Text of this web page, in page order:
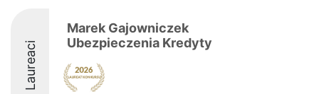
Laureaci
Marek Gajowniczek
Ubezpieczenia Kredyty